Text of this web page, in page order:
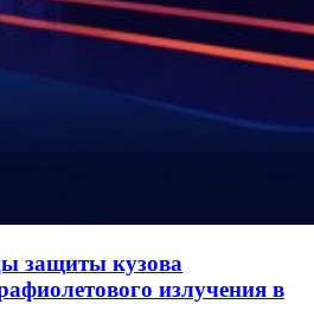
защиты кузова
излучения в